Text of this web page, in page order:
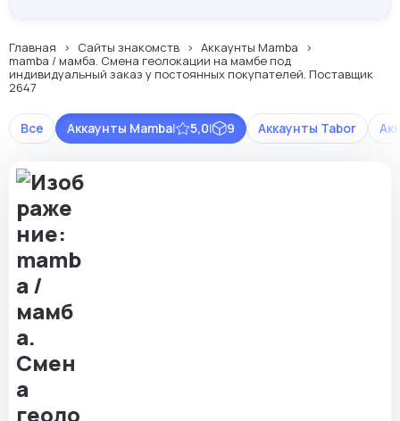
Главная Сайты знакомств
Аккаунты Mamba
mamba / мамба. Смена геолокации на мамбе под
индивидуальный заказ у постоянных покупателей. Поставщик
2647
Все Аккаунты Tabor
Аккаунты Mamba| 5,0| 9